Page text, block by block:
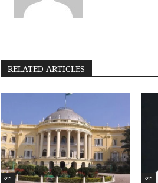
RELATED ARTICLES
দেশ দেশ